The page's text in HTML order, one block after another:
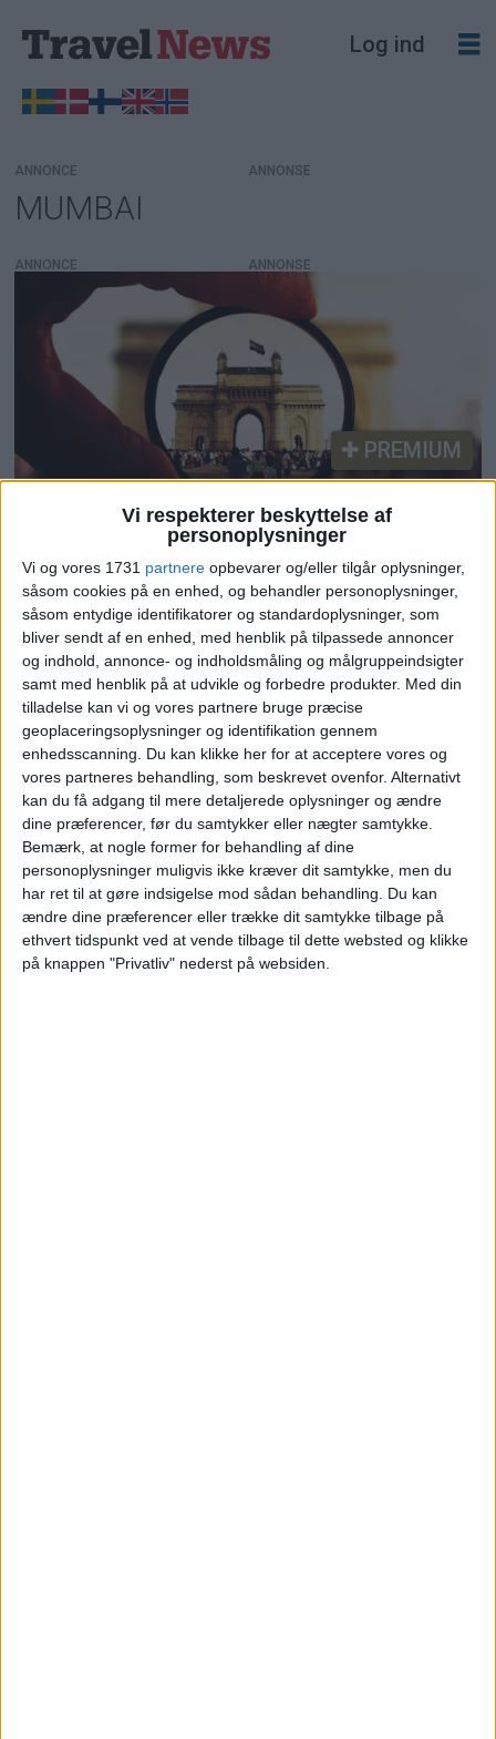
Vi respekterer beskyttelse af
personoplysninger
Vi og vores 1731 partnere opbevarer og/eller tilgår oplysninger,
såsom cookies på en enhed, og behandler personoplysninger,
såsom entydige identifikatorer og standardoplysninger, som
bliver sendt af en enhed, med henblik på tilpassede annoncer
og indhold, annonce- og indholdsmåling og målgruppeindsigter
samt med henblik på at udvikle og forbedre produkter. Med din
tilladelse kan vi og vores partnere bruge præcise
geoplaceringsoplysninger og identifikation gennem
enhedsscanning. Du kan klikke her for at acceptere vores og
vores partneres behandling, som beskrevet ovenfor. Alternativt
kan du få adgang til mere detaljerede oplysninger og ændre
dine præferencer, før du samtykker eller nægter samtykke.
Bemærk, at nogle former for behandling af dine
personoplysninger muligvis ikke kræver dit samtykke, men du
har ret til at gøre indsigelse mod sådan behandling. Du kan
ændre dine præferencer eller trække dit samtykke tilbage på
ethvert tidspunkt ved at vende tilbage til dette websted og klikke
på knappen "Privatliv" nederst på websiden.
Log ind
Tag:
mumbai
ANNONCE
MUMBAI
ANNONCE
PREMIUM
SAS' premiereflyvning til
Mumbai blev tvunget til at
vende tilbage
Flyvningen, som markerer selskabets
tilbagevenden til Indien efter 17 år, blev tvunget
til at vende tilbage til København, da nødvendig
myndighedsdokumentation ikke var blevet
godkendt.
ANNONCE
ANNONCE
ANNONCE